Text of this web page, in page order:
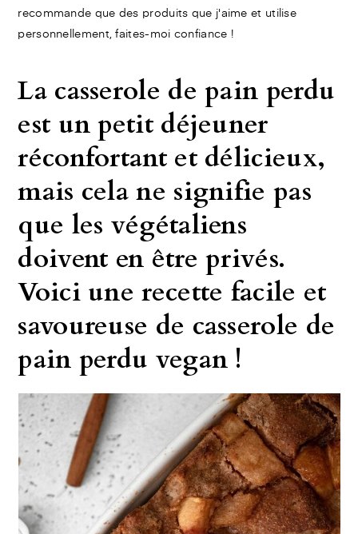
recommande que des produits que j'aime et utilise
personnellement, faites-moi confiance !
La casserole de pain perdu
est un petit déjeuner
réconfortant et délicieux,
mais cela ne signifie pas
que les végétaliens
doivent en être privés.
Voici une recette facile et
savoureuse de casserole de
pain perdu vegan !